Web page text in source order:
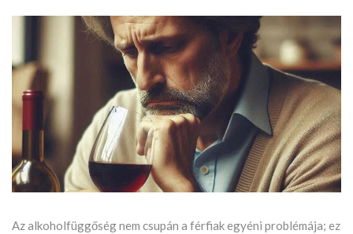
Az alkoholfüggőség nem csupán a férfiak egyéni problémája; ez